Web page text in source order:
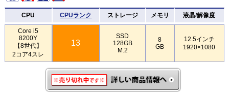
CPU CPUランク ストレージ メモリ 液晶/解像度
Core i5
8200Y
【8世代】
2コア4スレ
13
SSD
128GB
M.2
8
GB
12.5インチ
1920×1080